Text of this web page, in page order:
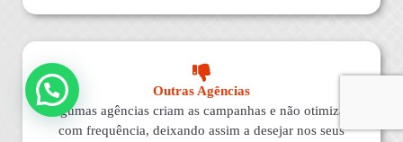
Outras Agências
Algumas agências criam as campanhas e não otimizam
com frequência, deixando assim a desejar nos seus